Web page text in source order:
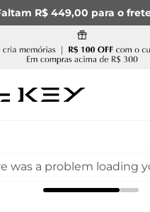
R$ 449,00 para o
was a problem loading